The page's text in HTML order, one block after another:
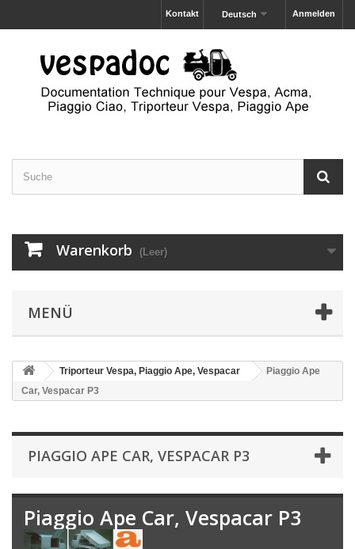
Anmelden
Deutsch
Kontakt
Warenkorb (Leer)
MENÜ
Triporteur Vespa, Piaggio Ape, Vespacar
Piaggio Ape
Car, Vespacar P3
PIAGGIO APE CAR, VESPACAR P3
Piaggio Ape Car, Vespacar P3